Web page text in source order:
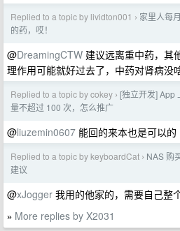
Replied to a topic by lividton001 › 家里人每
的药，哎！
@DreamingCTW 建议远离重中药，其
理作用可能就好过去了，中药对肾病没
Replied to a topic by cokey › [独立开发] App
量不超过 100 次，怎么推广
@liuzemin0607 能回的来本也是可以的
Replied to a topic by keyboardCat › NAS 购
建议
@xJogger 我用的他家的，需要自己整
» More replies by X2031